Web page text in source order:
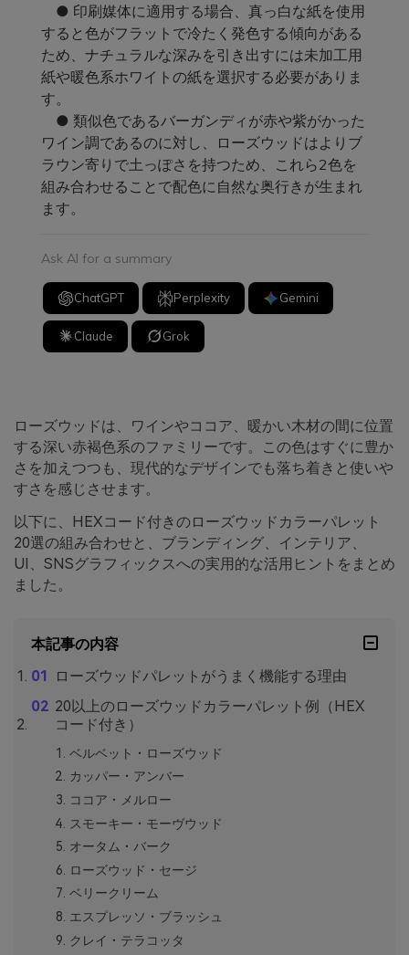
● 印刷媒体に適用する場合、真っ白な紙を使用
すると色がフラットで冷たく発色する傾向がある
ため、ナチュラルな深みを引き出すには未加工用
紙や暖色系ホワイトの紙を選択する必要がありま
す。
● 類似色であるバーガンディが赤や紫がかった
ワイン調であるのに対し、ローズウッドはよりブ
ラウン寄りで土っぽさを持つため、これら2色を
組み合わせることで配色に自然な奥行きが生まれ
ます。
Ask AI for a summary
ChatGPT Perplexity Gemini
Claude Grok
ローズウッドは、ワインやココア、暖かい木材の間に位置
する深い赤褐色系のファミリーです。この色はすぐに豊か
さを加えつつも、現代的なデザインでも落ち着きと使いや
すさを感じさせます。
以下に、HEXコード付きのローズウッドカラーパレット
20選の組み合わせと、ブランディング、インテリア、
UI、SNSグラフィックスへの実用的な活用ヒントをまとめ
ました。
本記事の内容
ローズウッドパレットがうまく機能する理由
20以上のローズウッドカラーパレット例（HEX
コード付き）
ベルベット・ローズウッド
カッパー・アンバー
ココア・メルロー
スモーキー・モーヴウッド
オータム・バーク
ローズウッド・セージ
ベリークリーム
エスプレッソ・ブラッシュ
クレイ・テラコッタ